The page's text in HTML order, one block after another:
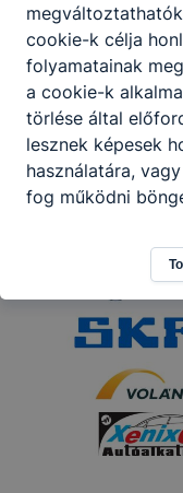
cookie-k célja
folyamatainak
a cookie-k
törlése által
lesznek képesek
használatára,
fog működni